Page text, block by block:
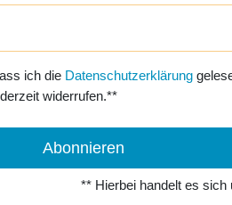
ich die Daten­schutz­erklärung
widerrufen.**
Abonnieren
** Hierbei handelt es sich